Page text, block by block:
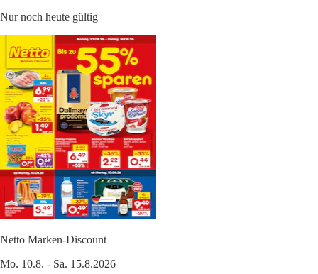
Nur noch heute gültig
Netto Marken-Discount
Mo. 10.8. - Sa. 15.8.2026